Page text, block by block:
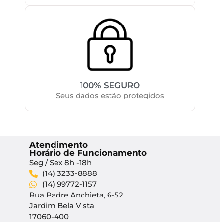
100% SEGURO
Seus dados estão protegidos
Atendimento
Horário de Funcionamento
Seg / Sex 8h -18h
(14) 3233-8888
(14) 99772-1157
Rua Padre Anchieta, 6-52
Jardim Bela Vista
17060-400